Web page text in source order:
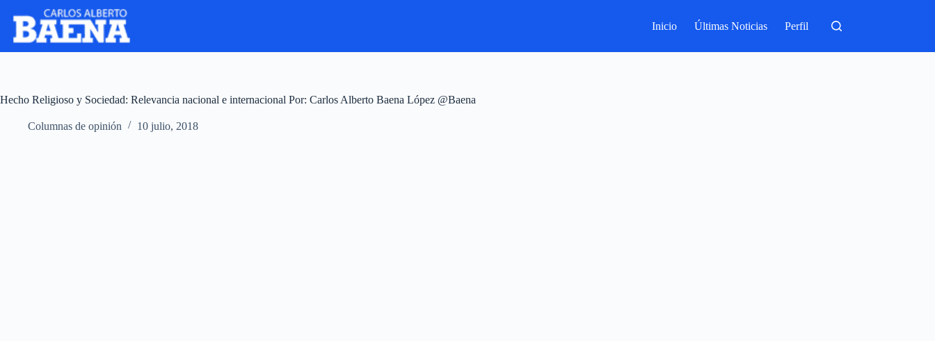
Inicio Últimas Noticias Perfil
Hecho Religioso y Sociedad: Relevancia nacional e internacional Por: Carlos Alberto Baena López @Baena
Columnas de opinión 10 julio, 2018